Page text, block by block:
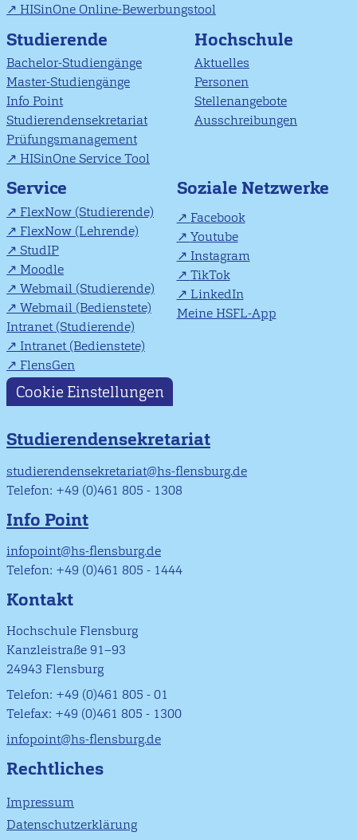
HISinOne Online-Bewerbungstool
Studierende
Bachelor-Studiengänge
Master-Studiengänge
Info Point
Studierendensekretariat
Prüfungsmanagement
HISinOne Service Tool
Hochschule
Aktuelles
Personen
Stellenangebote
Ausschreibungen
Service
FlexNow (Studierende)
FlexNow (Lehrende)
StudIP
Moodle
Webmail (Studierende)
Webmail (Bedienstete)
Intranet (Studierende)
Intranet (Bedienstete)
FlensGen
Soziale Netzwerke
Facebook
Youtube
Instagram
TikTok
LinkedIn
Meine HSFL-App
Cookie Einstellungen
Studierendensekretariat
studierendensekretariat@hs-flensburg.de
Telefon: +49 (0)461 805 - 1308
Info Point
infopoint@hs-flensburg.de
Telefon: +49 (0)461 805 - 1444
Kontakt
Hochschule Flensburg
Kanzleistraße 91–93
24943 Flensburg
Telefon: +49 (0)461 805 - 01
Telefax: +49 (0)461 805 - 1300
infopoint@hs-flensburg.de
Rechtliches
Impressum
Datenschutzerklärung